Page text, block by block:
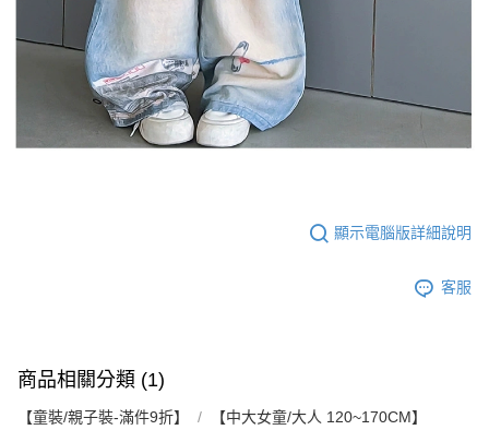
顯示電腦版詳細說明
客服
商品相關分類 (1)
【童裝/親子裝-滿件9折】 【中大女童/大人 120~170CM】